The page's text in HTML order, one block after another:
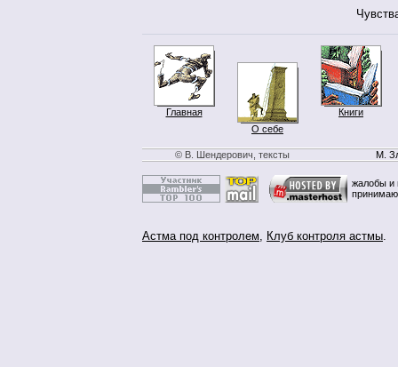
Главная
О себе
Книги
© В. Шендерович, тексты М.
жалобы и
Астма под контролем, Клуб контроля астмы.